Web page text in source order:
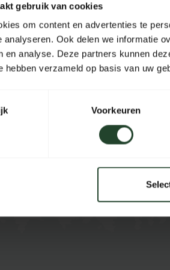
gebruik van cookies
om content en advertenties te
analyseren. Ook delen we informatie
en analyse. Deze partners kunnen
hebben verzameld op basis van uw
Voorkeuren